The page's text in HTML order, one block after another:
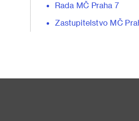
Rada MČ Praha 7
Zastupitelstvo MČ